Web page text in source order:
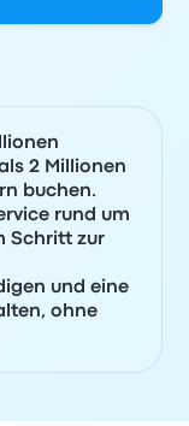
2 Millionen
buchen.
rund um
Schritt zur
und eine
ohne